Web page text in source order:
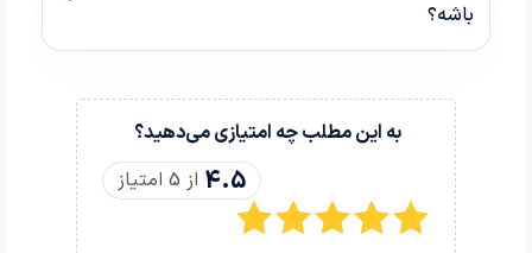
باشه؟
به این مطلب چه امتیازی می‌دهید؟
4.5 از 5 امتیاز